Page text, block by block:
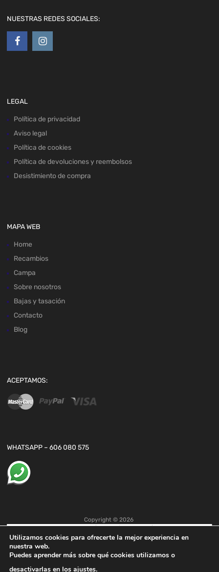
NUESTRAS REDES SOCIALES:
LEGAL
Política de privacidad
Aviso legal
Política de cookies
Política de devoluciones y reembolsos
Desistimiento de compra
MAPA WEB
Home
Recambios
Campa
Sobre nosotros
Bajas y tasación
Contacto
Blog
ACEPTAMOS:
WHATSAPP – 606 080 575
Copyright © 2026
Utilizamos cookies para ofrecerte la mejor experiencia en
nuestra web.
Puedes aprender más sobre qué cookies utilizamos o
desactivarlas en los ajustes.